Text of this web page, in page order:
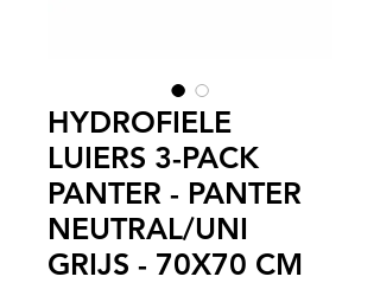
HYDROFIELE
LUIERS 3-PACK
PANTER - PANTER
NEUTRAL/UNI
GRIJS - 70X70 CM